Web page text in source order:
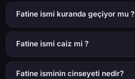
Fatine ismi kuranda geçiyor mu ?
Fatine ismi caiz mi ?
Fatine isminin cinseyeti nedir?